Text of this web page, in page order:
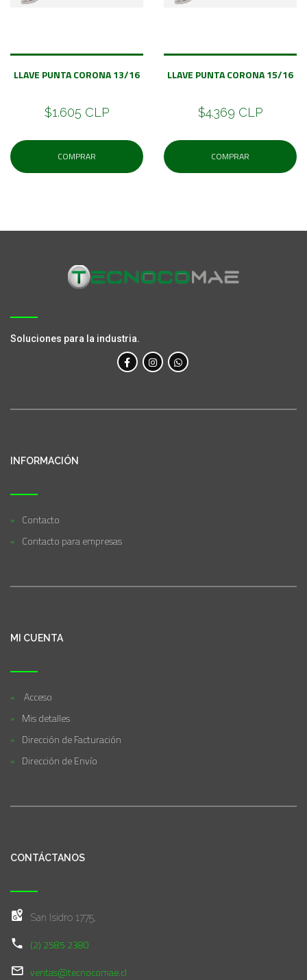
LLAVE PUNTA CORONA 13/16
$1.605 CLP
COMPRAR
LLAVE PUNTA CORONA 15/16
$4.369 CLP
COMPRAR
Soluciones para la industria.
INFORMACIÓN
Contacto
Contacto para empresas
MI CUENTA
Acceso
Mis detalles
Dirección de Facturación
Dirección de Envío
CONTÁCTANOS
San Isidro 1775,
(2) 2585 2380
ventas@tecnocomae.cl